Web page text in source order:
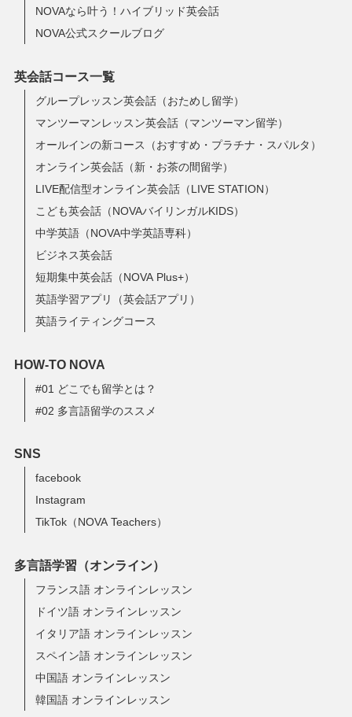
NOVAなら叶う！ハイブリッド英会話
NOVA公式スクールブログ
英会話コース一覧
グループレッスン英会話（おためし留学）
マンツーマンレッスン英会話（マンツーマン留学）
オールインの新コース（おすすめ・プラチナ・スパルタ）
オンライン英会話（新・お茶の間留学）
LIVE配信型オンライン英会話（LIVE STATION）
こども英会話（NOVAバイリンガルKIDS）
中学英語（NOVA中学英語専科）
ビジネス英会話
短期集中英会話（NOVA Plus+）
英語学習アプリ（英会話アプリ）
英語ライティングコース
HOW-TO NOVA
#01 どこでも留学とは？
#02 多言語留学のススメ
SNS
facebook
Instagram
TikTok（NOVA Teachers）
多言語学習（オンライン）
フランス語 オンラインレッスン
ドイツ語 オンラインレッスン
イタリア語 オンラインレッスン
スペイン語 オンラインレッスン
中国語 オンラインレッスン
韓国語 オンラインレッスン